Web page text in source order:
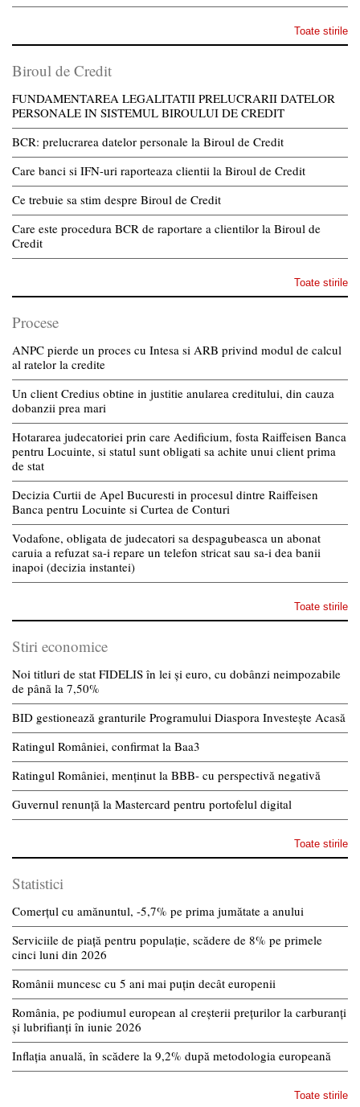
Toate stirile
Biroul de Credit
FUNDAMENTAREA LEGALITATII PRELUCRARII DATELOR
PERSONALE IN SISTEMUL BIROULUI DE CREDIT
BCR: prelucrarea datelor personale la Biroul de Credit
Care banci si IFN-uri raporteaza clientii la Biroul de Credit
Ce trebuie sa stim despre Biroul de Credit
Care este procedura BCR de raportare a clientilor la Biroul de
Credit
Toate stirile
Procese
ANPC pierde un proces cu Intesa si ARB privind modul de calcul
al ratelor la credite
Un client Credius obtine in justitie anularea creditului, din cauza
dobanzii prea mari
Hotararea judecatoriei prin care Aedificium, fosta Raiffeisen Banca
pentru Locuinte, si statul sunt obligati sa achite unui client prima
de stat
Decizia Curtii de Apel Bucuresti in procesul dintre Raiffeisen
Banca pentru Locuinte si Curtea de Conturi
Vodafone, obligata de judecatori sa despagubeasca un abonat
caruia a refuzat sa-i repare un telefon stricat sau sa-i dea banii
inapoi (decizia instantei)
Toate stirile
Stiri economice
Noi titluri de stat FIDELIS în lei și euro, cu dobânzi neimpozabile
de pânã la 7,50%
BID gestionează granturile Programului Diaspora Investește Acasă
Ratingul României, confirmat la Baa3
Ratingul României, menținut la BBB- cu perspectivă negativă
Guvernul renunță la Mastercard pentru portofelul digital
Toate stirile
Statistici
Comerțul cu amănuntul, -5,7% pe prima jumătate a anului
Serviciile de piață pentru populație, scădere de 8% pe primele
cinci luni din 2026
Românii muncesc cu 5 ani mai puțin decât europenii
România, pe podiumul european al creșterii prețurilor la carburanți
și lubrifianți în iunie 2026
Inflația anuală, în scădere la 9,2% după metodologia europeană
Toate stirile